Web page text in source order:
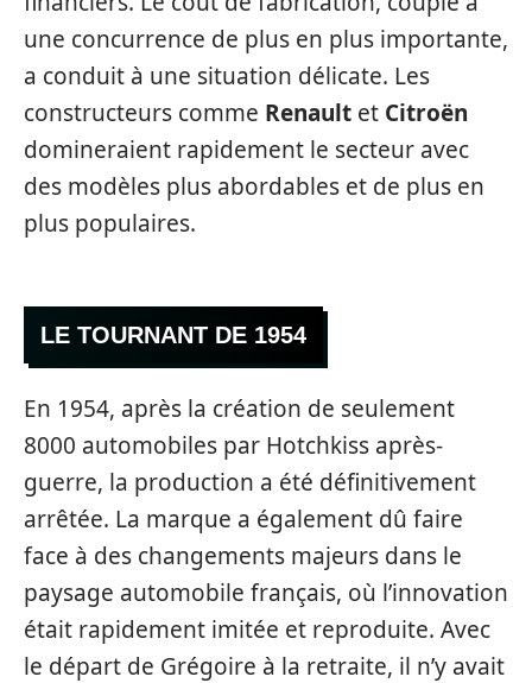
une concurrence de plus en plus importante,
a conduit à une situation délicate. Les
constructeurs comme Renault et Citroën
domineraient rapidement le secteur avec
des modèles plus abordables et de plus en
plus populaires.
LE TOURNANT DE 1954
En 1954, après la création de seulement
8000 automobiles par Hotchkiss après-
guerre, la production a été définitivement
arrêtée. La marque a également dû faire
face à des changements majeurs dans le
paysage automobile français, où l’innovation
était rapidement imitée et reproduite. Avec
le départ de Grégoire à la retraite, il n’y avait